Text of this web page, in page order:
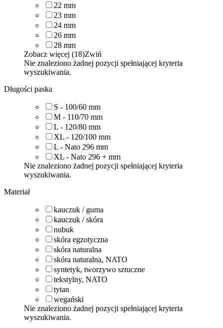
22 mm
23 mm
24 mm
26 mm
28 mm
Zobacz więcej (18)Zwiń
Nie znaleziono żadnej pozycji spełniającej kryteria
wyszukiwania.
Długości paska
S - 100/60 mm
M - 110/70 mm
L - 120/80 mm
XL - 120/100 mm
L - Nato 296 mm
XL - Nato 296 + mm
Nie znaleziono żadnej pozycji spełniającej kryteria
wyszukiwania.
Materiał
kauczuk / guma
kauczuk / skóra
nubuk
skóra egzotyczna
skóra naturalna
skóra naturalna, NATO
syntetyk, tworzywo sztuczne
tekstylny, NATO
tytan
wegański
Nie znaleziono żadnej pozycji spełniającej kryteria
wyszukiwania.